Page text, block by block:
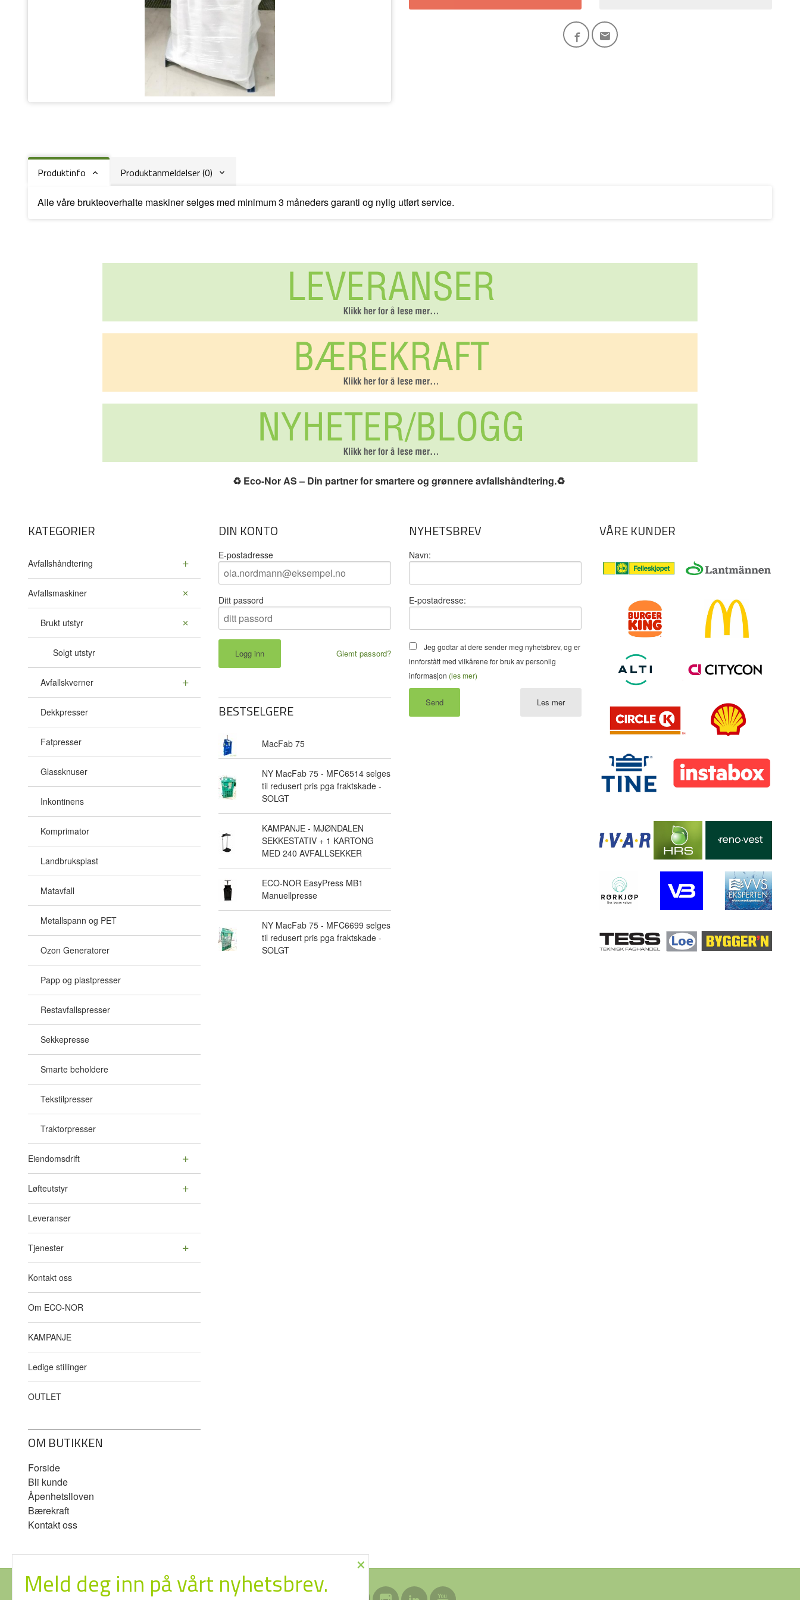
Produktinfo Produktanmeldelser (0)
Alle våre brukteoverhalte maskiner selges med minimum 3 måneders garanti og nylig utført service.
♻️ Eco-Nor AS – Din partner for smartere og grønnere avfallshåndtering.♻️
KATEGORIER
Avfallshåndtering
Avfallsmaskiner
Brukt utstyr
Solgt utstyr
Avfallskverner
Dekkpresser
Fatpresser
Glassknuser
Inkontinens
Komprimator
Landbruksplast
Matavfall
Metallspann og PET
Ozon Generatorer
Papp og plastpresser
Restavfallspresser
Sekkepresse
Smarte beholdere
Tekstilpresser
Traktorpresser
Eiendomsdrift
Løfteutstyr
Leveranser
Tjenester
Kontakt oss
Om ECO-NOR
KAMPANJE
Ledige stillinger
OUTLET
OM BUTIKKEN
Forside
Bli kunde
Åpenhetslloven
Bærekraft
Kontakt oss
DIN KONTO
E-postadresse
Ditt passord
Glemt passord?
BESTSELGERE
MacFab 75
NY MacFab 75 - MFC6514 selges
til redusert pris pga fraktskade -
SOLGT
KAMPANJE - MJØNDALEN
SEKKESTATIV + 1 KARTONG
MED 240 AVFALLSEKKER
ECO-NOR EasyPress MB1
Manuellpresse
NY MacFab 75 - MFC6699 selges
til redusert pris pga fraktskade -
SOLGT
NYHETSBREV
Navn:
E-postadresse:
Jeg godtar at dere sender meg nyhetsbrev, og er
innforstått med vilkårene for bruk av personlig
informasjon (les mer)
Les mer
VÅRE KUNDER
×
Meld deg inn på vårt nyhetsbrev.